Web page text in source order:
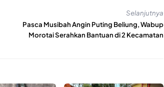
Selanjutnya
Pasca Musibah Angin Puting Beliung, Wabup
Morotai Serahkan Bantuan di 2 Kecamatan